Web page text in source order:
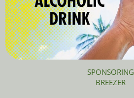
SPONSORING
BREEZER